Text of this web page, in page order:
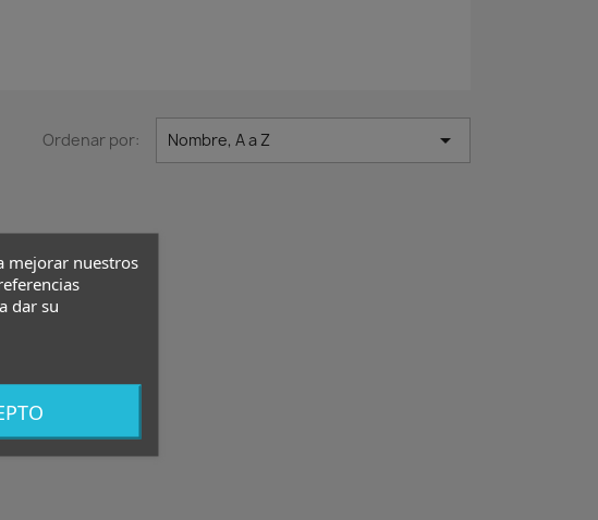
Ordenar por: Nombre, A a Z 
mejorar nuestros
dar su